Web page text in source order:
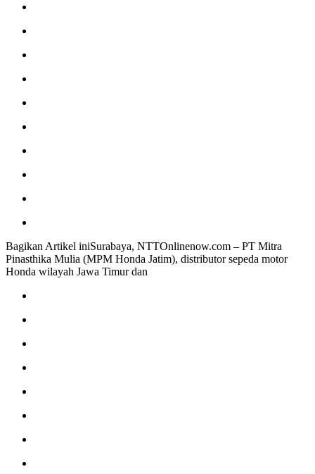
Bagikan Artikel iniSurabaya, NTTOnlinenow.com – PT Mitra
Pinasthika Mulia (MPM Honda Jatim), distributor sepeda motor
Honda wilayah Jawa Timur dan